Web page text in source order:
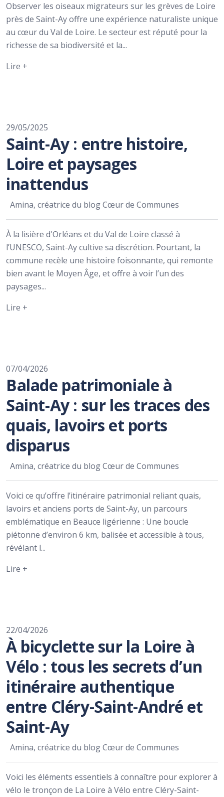
Observer les oiseaux migrateurs sur les grèves de Loire
près de Saint-Ay offre une expérience naturaliste unique
au cœur du Val de Loire. Le secteur est réputé pour la
richesse de sa biodiversité et la...
Lire +
29/05/2025
Saint-Ay : entre histoire,
Loire et paysages
inattendus
Amina, créatrice du blog Cœur de Communes
À la lisière d'Orléans et du Val de Loire classé à
l’UNESCO, Saint-Ay cultive sa discrétion. Pourtant, la
commune recèle une histoire foisonnante, qui remonte
bien avant le Moyen Âge, et offre à voir l’un des
paysages...
Lire +
07/04/2026
Balade patrimoniale à
Saint-Ay : sur les traces des
quais, lavoirs et ports
disparus
Amina, créatrice du blog Cœur de Communes
Voici ce qu’offre l’itinéraire patrimonial reliant quais,
lavoirs et anciens ports de Saint-Ay, un parcours
emblématique en Beauce ligérienne : Une boucle
piétonne d’environ 6 km, balisée et accessible à tous,
révélant l...
Lire +
22/04/2026
À bicyclette sur la Loire à
Vélo : tous les secrets d’un
itinéraire authentique
entre Cléry-Saint-André et
Saint-Ay
Amina, créatrice du blog Cœur de Communes
Voici les éléments essentiels à connaître pour explorer à
vélo le tronçon de La Loire à Vélo entre Cléry-Saint-